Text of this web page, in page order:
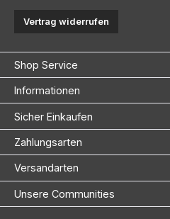
Vertrag widerrufen
Shop Service
Informationen
Sicher Einkaufen
Zahlungsarten
Versandarten
Unsere Communities